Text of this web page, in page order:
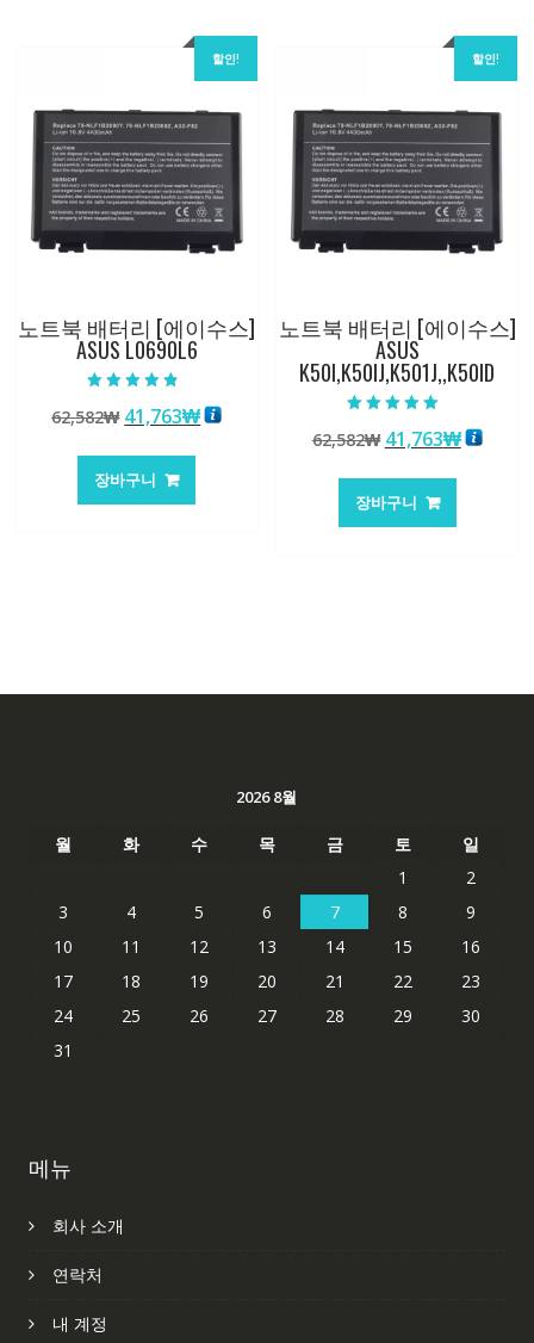
할인!
노트북 배터리 [에이수스]
ASUS L0690L6
4.50
로 평가됨
62,582₩ 원
가
격:
41,763₩현
장바구니
할인!
노트북 배터리 [에이수스]
ASUS
K50I,K50IJ,K501J,,K50ID
5.00
로 평가됨
62,582₩ 원
가
격:
41,763₩현
장바구니
2026 8월
월 화 수 목 금 토
일
1
2
3
4 5 6 7 8
9
10
11 12 13 14 15
16
17
18 19 20 21 22
23
24
25 26 27 28 29
30
31
메뉴
회사 소개
연락처
내 계정